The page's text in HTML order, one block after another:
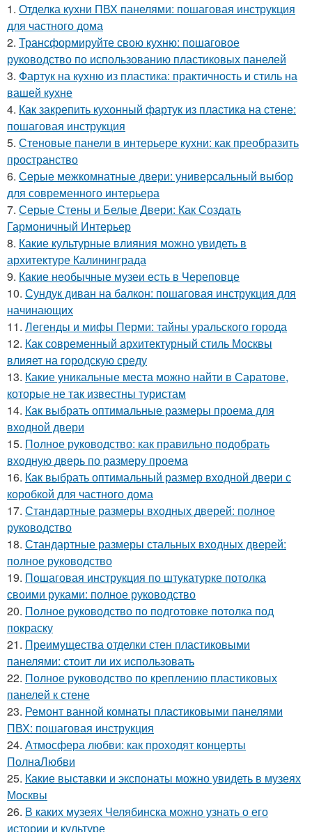
1. Отделка кухни ПВХ панелями: пошаговая инструкция
для частного дома
2. Трансформируйте свою кухню: пошаговое
руководство по использованию пластиковых панелей
3. Фартук на кухню из пластика: практичность и стиль на
вашей кухне
4. Как закрепить кухонный фартук из пластика на стене:
пошаговая инструкция
5. Стеновые панели в интерьере кухни: как преобразить
пространство
6. Серые межкомнатные двери: универсальный выбор
для современного интерьера
7. Серые Стены и Белые Двери: Как Создать
Гармоничный Интерьер
8. Какие культурные влияния можно увидеть в
архитектуре Калининграда
9. Какие необычные музеи есть в Череповце
10. Сундук диван на балкон: пошаговая инструкция для
начинающих
11. Легенды и мифы Перми: тайны уральского города
12. Как современный архитектурный стиль Москвы
влияет на городскую среду
13. Какие уникальные места можно найти в Саратове,
которые не так известны туристам
14. Как выбрать оптимальные размеры проема для
входной двери
15. Полное руководство: как правильно подобрать
входную дверь по размеру проема
16. Как выбрать оптимальный размер входной двери с
коробкой для частного дома
17. Стандартные размеры входных дверей: полное
руководство
18. Стандартные размеры стальных входных дверей:
полное руководство
19. Пошаговая инструкция по штукатурке потолка
своими руками: полное руководство
20. Полное руководство по подготовке потолка под
покраску
21. Преимущества отделки стен пластиковыми
панелями: стоит ли их использовать
22. Полное руководство по креплению пластиковых
панелей к стене
23. Ремонт ванной комнаты пластиковыми панелями
ПВХ: пошаговая инструкция
24. Атмосфера любви: как проходят концерты
ПолнаЛюбви
25. Какие выставки и экспонаты можно увидеть в музеях
Москвы
26. В каких музеях Челябинска можно узнать о его
истории и культуре